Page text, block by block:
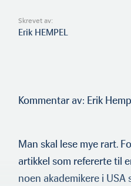
Skrevet av:
Erik HEMPEL
Kommentar av: Erik
Man skal lese mye rart.
artikkel som refererte til
noen akademikere i USA